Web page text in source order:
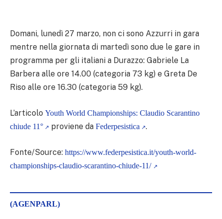
Domani, lunedì 27 marzo, non ci sono Azzurri in gara
mentre nella giornata di martedì sono due le gare in
programma per gli italiani a Durazzo: Gabriele La
Barbera alle ore 14.00 (categoria 73 kg) e Greta De
Riso alle ore 16.30 (categoria 59 kg).
L’articolo Youth World Championships: Claudio Scarantino
chiude 11°
proviene da Federpesistica .
Fonte/Source: https://www.federpesistica.it/youth-world-
championships-claudio-scarantino-chiude-11/
(AGENPARL)